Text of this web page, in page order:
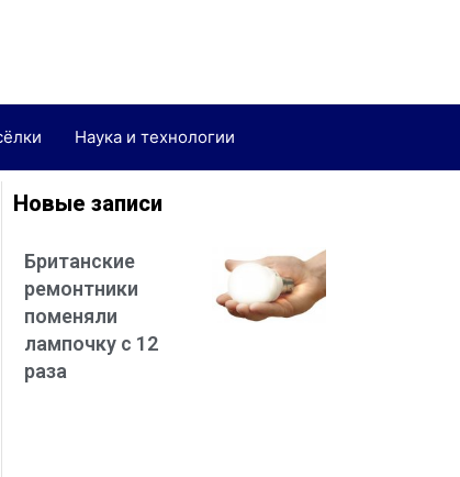
Наука и технологии
Новые записи
Британские
ремонтники
поменяли
лампочку с 12
раза